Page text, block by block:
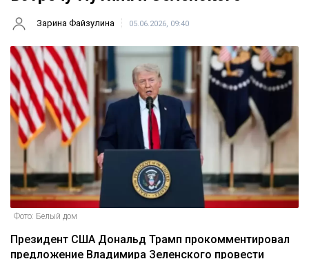
Зарина Файзулина 05.06.2026, 09:40
Фото: Белый дом
Президент США Дональд Трамп прокомментировал
предложение Владимира Зеленского провести